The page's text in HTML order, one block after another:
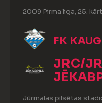
2009 Pirma liga, 25.
FK
JRC/
Jūrmalas pilsētas